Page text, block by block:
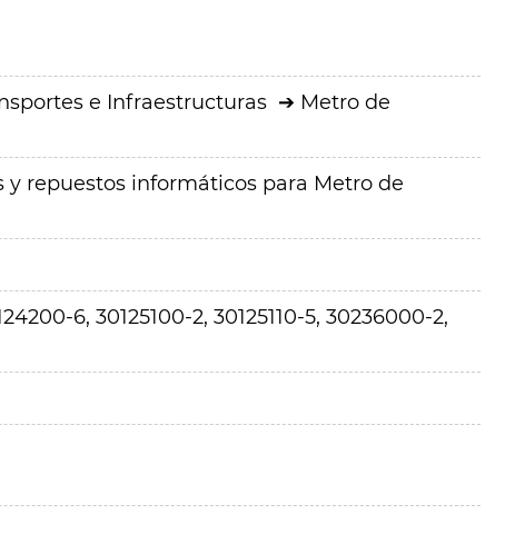
e Infraestructuras
Metro de
repuestos informáticos para Metro de
6, 30125100-2, 30125110-5, 30236000-2,